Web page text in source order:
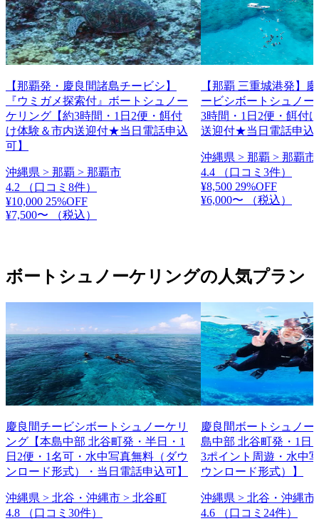
【那覇発・慶良間諸島チービシ】
『ウミガメ探索付』ボートシュノー
ケリング【約3時間・1日2便・餌付
け体験＆市内送迎付★当日電話申込
可】
沖縄県 > 那覇 > 那覇市
4.2
（口コミ8件）
¥10,000 25%OFF
¥7,500〜
（税込）
【那覇 三重城港発】
ービシボートシュノー
3時間・1日2便・餌付
送迎付★当日電話申込
沖縄県 > 那覇 > 那覇市
4.4
（口コミ3件）
¥8,500 29%OFF
¥6,000〜
（税込）
ボートシュノーケリングの人気プラン
慶良間チービシボートシュノーケリ
ング【本島中部 北谷町発・半日・1
日2便・1名可・水中写真無料（ダウ
ンロード形式）・当日電話申込可】
沖縄県 > 北谷・沖縄市 > 北谷町
4.8
（口コミ30件）
慶良間ボートシュノー
島中部 北谷町発・1日
3ポイント周遊・水中
ウンロード形式）】
沖縄県 > 北谷・沖縄市
4.6
（口コミ24件）